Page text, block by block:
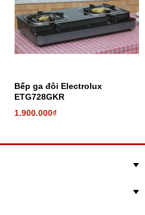
khét.Bếp ga đôi Electrolux
ETG728GKR
1.900.000₫